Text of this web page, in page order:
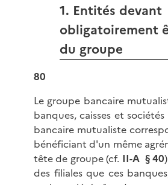
1. Entités devant
obligatoirement
du groupe
80
Le groupe bancaire
banques, caisses et
bancaire mutualiste
bénéficiant d'un même
tête de groupe (cf. II-A § 40
des filiales que ces